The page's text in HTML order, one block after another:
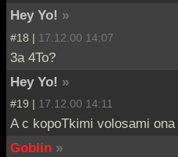
Hey Yo! »
#18 | 17.12.00 14:07
3a 4To?
Hey Yo! »
#19 | 17.12.00 14:11
A c kopoTkimi volosami
Goblin »